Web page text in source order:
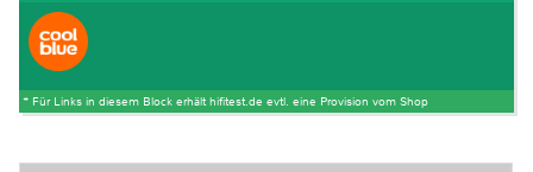
* Für Links in diesem Block erhält hifitest.de evtl. eine Provision vom Shop